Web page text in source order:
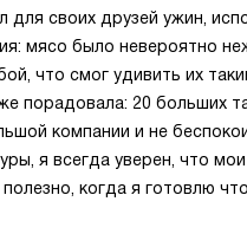
своих друзей ужин,
мясо было невероятно
что смог удивить их
порадовала: 20 больших
компании и не
я всегда уверен, что
когда я готовлю